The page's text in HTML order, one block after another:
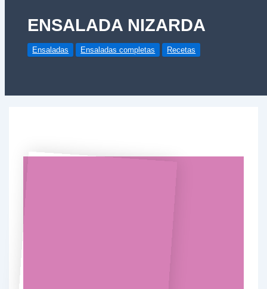
ENSALADA NIZARDA
Ensaladas Ensaladas completas Recetas